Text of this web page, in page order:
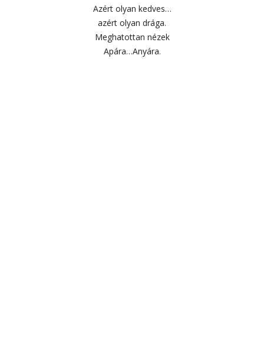
Azért olyan kedves…
azért olyan drága.
Meghatottan nézek
Apára…Anyára.